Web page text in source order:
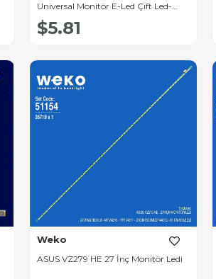
Universal Monitör E-Led Çift Led-
Sürücü-Kablo Takımı (WK-0140)
$5.81
Weko
ASUS VZ279 HE 27 İnç Monitör Ledi